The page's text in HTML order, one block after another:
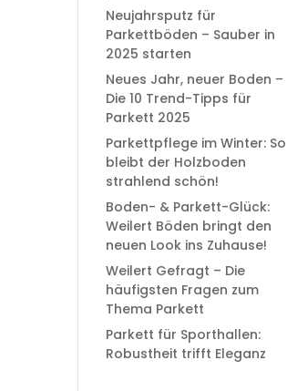
Neujahrsputz für
Parkettböden – Sauber in
2025 starten
Neues Jahr, neuer Boden –
Die 10 Trend-Tipps für
Parkett 2025
Parkettpflege im Winter: So
bleibt der Holzboden
strahlend schön!
Boden- & Parkett-Glück:
Weilert Böden bringt den
neuen Look ins Zuhause!
Weilert Gefragt – Die
häufigsten Fragen zum
Thema Parkett
Parkett für Sporthallen:
Robustheit trifft Eleganz